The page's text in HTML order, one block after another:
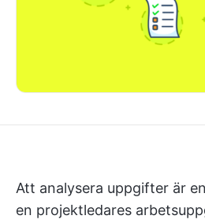
Att analysera uppgifter är
en projektledares